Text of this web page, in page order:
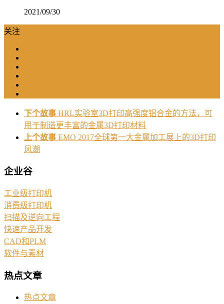
2021/09/30
关注
下个故事 HRL实验室3D打印高强度铝合金的方法，可
用于制造更丰富的金属3D打印材料
上个故事 EMO 2017全球第一大金属加工展上的3D打印
风潮
企业谷
工业级打印机
消费级打印机
扫描及逆向工程
快速产品开发
CAD和PLM
软件与素材
热点文章
热点文章